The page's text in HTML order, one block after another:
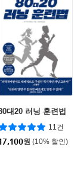
대20 러닝 훈련법
11건
원 (10% 할인)